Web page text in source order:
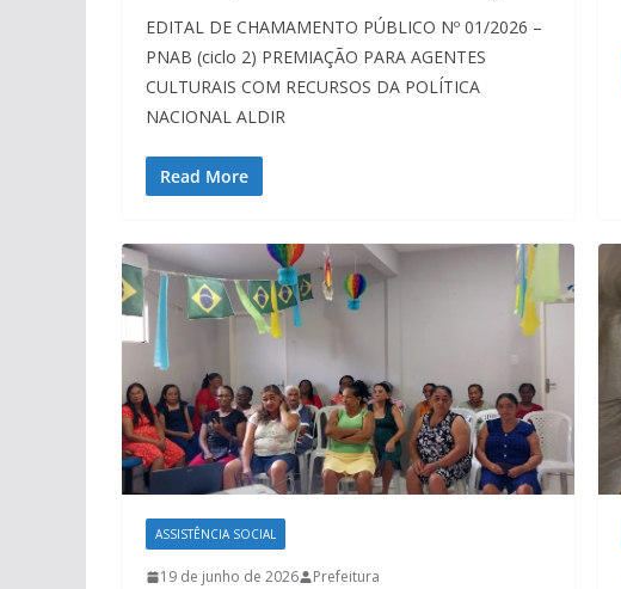
EDITAL DE CHAMAMENTO PÚBLICO Nº 01/2026 –
PNAB (ciclo 2) PREMIAÇÃO PARA AGENTES
CULTURAIS COM RECURSOS DA POLÍTICA
NACIONAL ALDIR
Read More
ASSISTÊNCIA SOCIAL
19 de junho de 2026 Prefeitura